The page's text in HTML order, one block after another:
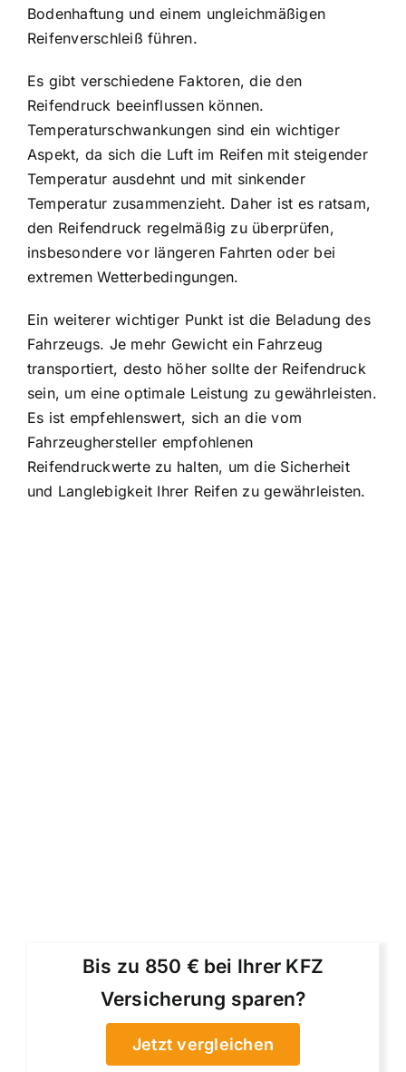
Bodenhaftung und einem ungleichmäßigen
Reifenverschleiß führen.
Es gibt verschiedene Faktoren, die den
Reifendruck beeinflussen können.
Temperaturschwankungen sind ein wichtiger
Aspekt, da sich die Luft im Reifen mit steigender
Temperatur ausdehnt und mit sinkender
Temperatur zusammenzieht. Daher ist es ratsam,
den Reifendruck regelmäßig zu überprüfen,
insbesondere vor längeren Fahrten oder bei
extremen Wetterbedingungen.
Ein weiterer wichtiger Punkt ist die Beladung des
Fahrzeugs. Je mehr Gewicht ein Fahrzeug
transportiert, desto höher sollte der Reifendruck
sein, um eine optimale Leistung zu gewährleisten.
Es ist empfehlenswert, sich an die vom
Fahrzeughersteller empfohlenen
Reifendruckwerte zu halten, um die Sicherheit
und Langlebigkeit Ihrer Reifen zu gewährleisten.
Bis zu 850 € bei Ihrer KFZ
Versicherung sparen?
Jetzt vergleichen